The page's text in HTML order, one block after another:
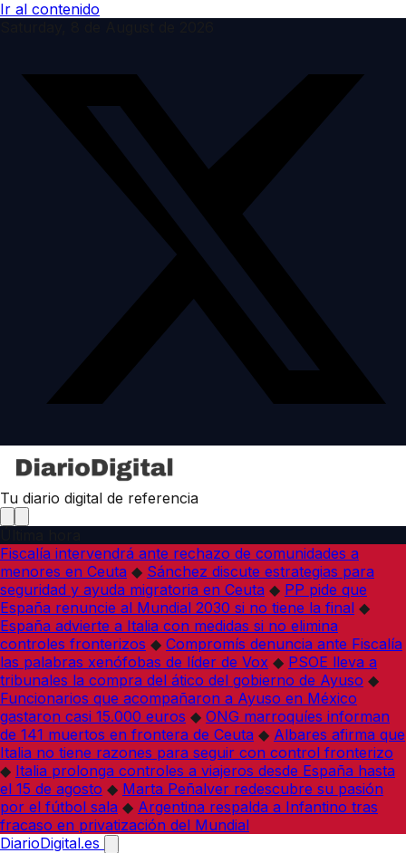
Ir al contenido
Tu diario digital de referencia
Fiscalía intervendrá ante rechazo de comunidades a
menores en Ceuta ◆ Sánchez discute estrategias para
seguridad y ayuda migratoria en Ceuta ◆ PP pide que
España renuncie al Mundial 2030 si no tiene la final ◆
España advierte a Italia con medidas si no elimina
controles fronterizos ◆ Compromís denuncia ante Fiscalía
las palabras xenófobas de líder de Vox ◆ PSOE lleva a
tribunales la compra del ático del gobierno de Ayuso ◆
Funcionarios que acompañaron a Ayuso en México
gastaron casi 15.000 euros ◆ ONG marroquíes informan
de 141 muertos en frontera de Ceuta ◆ Albares afirma que
Italia no tiene razones para seguir con control fronterizo
◆ Italia prolonga controles a viajeros desde España hasta
el 15 de agosto ◆ Marta Peñalver redescubre su pasión
por el fútbol sala ◆ Argentina respalda a Infantino tras
fracaso en privatización del Mundial
DiarioDigital.es